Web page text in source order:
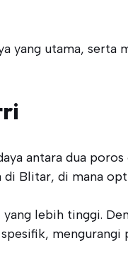
yang utama, serta
antara dua
Blitar, di mana
lebih tinggi.